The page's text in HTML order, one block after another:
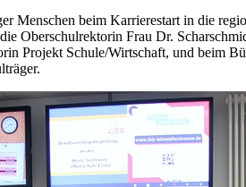
Menschen beim Karrierestart in die
Oberschulrektorin Frau Dr.
Projekt Schule/Wirtschaft, und beim